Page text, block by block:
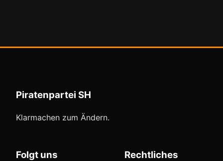
Piratenpartei SH
Klarmachen zum Ändern.
Folgt uns Rechtliches